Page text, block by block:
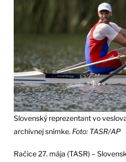
Slovenský reprezentant vo
archívnej snímke. Foto: TASR/AP
Račice 27. mája (TASR) –